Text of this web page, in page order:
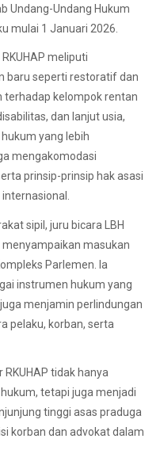
Undang-Undang Hukum
mulai 1 Januari 2026.
meliputi
baru seperti restoratif dan
kelompok rentan
dan lanjut usia,
yang lebih
mengakomodasi
prinsip-prinsip hak asasi
sipil, juru bicara LBH
menyampaikan masukan
Parlemen. Ia
instrumen hukum yang
menjamin perlindungan
pelaku, korban, serta
RKUHAP tidak hanya
tetapi juga menjadi
tinggi asas praduga
korban dan advokat dalam